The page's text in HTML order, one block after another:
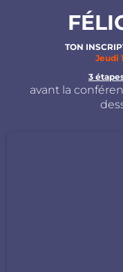
TON
Jeudi
3
avant la